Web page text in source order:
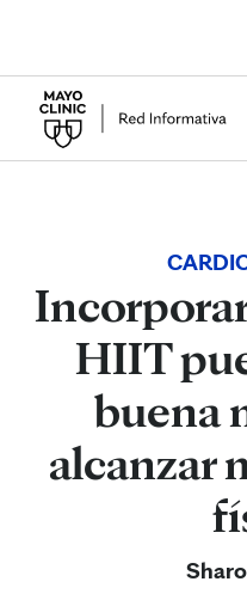
HIIT
buena
alcanzar